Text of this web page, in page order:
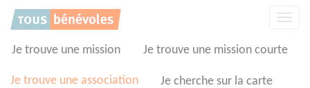
Je trouve une mission Je trouve une mission courte
Je trouve une association Je cherche sur la carte
Panneau de gestion des cookies